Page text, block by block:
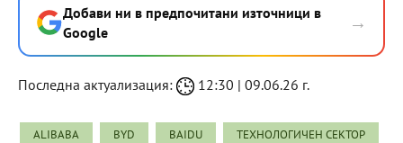
Добави ни в предпочитани източници в
Google
→
Последна актуализация: 12:30 | 09.06.26 г.
ALIBABA BYD BAIDU ТЕХНОЛОГИЧЕН СЕКТОР